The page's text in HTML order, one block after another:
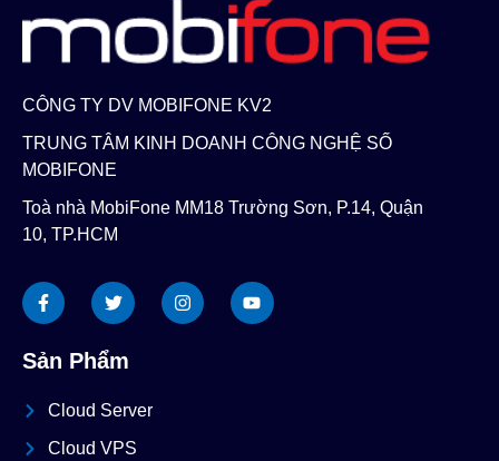
CÔNG TY DV MOBIFONE KV2
TRUNG TÂM KINH DOANH CÔNG NGHỆ SỐ
MOBIFONE
Toà nhà MobiFone MM18 Trường Sơn, P.14, Quận
10, TP.HCM
Sản Phẩm
Cloud Server
Cloud VPS